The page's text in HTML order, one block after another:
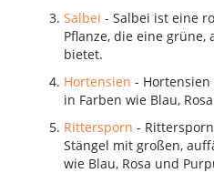
Salbei - Salbei ist eine
Pflanze, die eine grüne,
bietet.
Hortensien -
in Farben wie Blau,
Rittersporn -
Stängel mit großen,
wie Blau, Rosa und